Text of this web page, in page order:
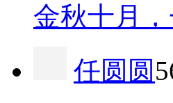
金秋十月
任圆圆